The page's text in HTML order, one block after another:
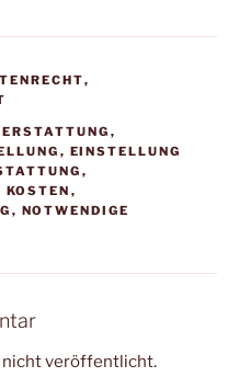
,
,
, EINSTELLUNG
,
KOSTEN ,
, NOTWENDIGE
nicht veröffentlicht.